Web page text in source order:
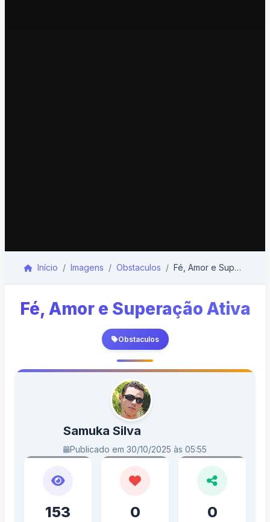
Início Imagens Obstaculos Fé, Amor e Superação Ativa
Fé, Amor e Superação Ativa
Obstaculos
Samuka Silva
Publicado em 30/10/2025 às 05:55
153 0 0